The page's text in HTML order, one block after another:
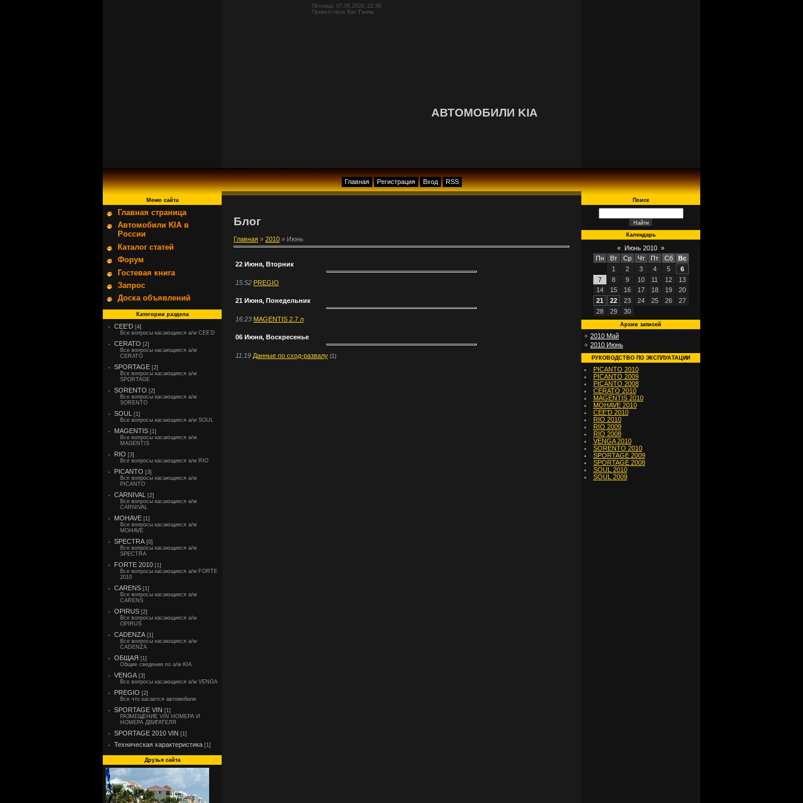
Пятница, 07.08.2026, 22:36
Приветствую Вас Гость
АВТОМОБИЛИ KIA
Главная Регистрация Вход RSS
Меню сайта
Главная страница
Автомобили KIA в
России
Каталог статей
Форум
Гостевая книга
Запрос
Доска объявлений
Категории раздела
CEE'D [4]
Все вопросы касающиеся а/м CEE'D
CERATO [2]
Все вопросы касающиеся а/м
CERATO
SPORTAGE [2]
Все вопросы касающиеся а/м
SPORTAGE
SORENTO [2]
Все вопросы касающиеся а/м
SORENTO
SOUL
[1]
Все вопросы касающиеся а/м SOUL
MAGENTIS [1]
Все вопросы касающиеся а/м
MAGENTIS
RIO [3]
Все вопросы касающиеся а/м RIO
PICANTO [3]
Все вопросы касающиеся а/м
PICANTO
CARNIVAL
[2]
Все вопросы касающиеся а/м
CARNIVAL
MOHAVE [1]
Все вопросы касающиеся а/м
MOHAVE
SPECTRA [0]
Все вопросы касающиеся а/м
SPECTRA
FORTE 2010 [1]
Все вопросы касающиеся а/м FORTE
2010
CARENS [1]
Все вопросы касающиеся а/м
CARENS
OPIRUS [2]
Все вопросы касающиеся а/м
OPIRUS
CADENZA [1]
Все вопросы касающиеся а/м
CADENZA
ОБЩАЯ [1]
Общие сведения по а/м KIA
VENGA [3]
Все вопросы касающиеся а/м VENGA
PREGIO [2]
Все что касается автомобиля
SPORTAGE VIN [1]
РАЗМЕЩЕНИЕ VIN НОМЕРА И
НОМЕРА ДВИГАТЕЛЯ
SPORTAGE 2010 VIN [1]
Техническая характеристика [1]
Друзья сайта
Блог
Главная » 2010 » Июнь
22 Июня, Вторник
15:52 PREGIO
21 Июня, Понедельник
16:23 MAGENTIS 2.7 л
06 Июня, Воскресенье
11:19 Данные по сход-развалу (1)
Поиск
Календарь
« Июнь 2010 »
Пн
Вт Ср Чт Пт Сб
Вс
1
2 3 4 5
6
7
8 9 10 11 12
13
14
15 16 17 18 19
20
21
22 23 24 25 26
27
28
29 30
Архив записей
2010 Май
2010 Июнь
РУКОВОДСТВО ПО ЭКСПЛУАТАЦИИ
PICANTO 2010
PICANTO 2009
PICANTO 2008
CERATO 2010
MAGENTIS 2010
MOHAVE 2010
CEE'D 2010
RIO 2010
RIO 2009
RIO 2008
VENGA 2010
SORENTO 2010
SPORTAGE 2009
SPORTAGE 2008
SOUL 2010
SOUL 2009